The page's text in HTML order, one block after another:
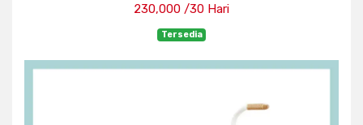
230,000 /30 Hari
Tersedia